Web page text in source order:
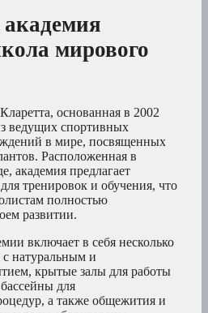
мирового
основанная в 2002
ведущих спортивных
в мире, посвященных
Расположенная в
академия предлагает
тренировок и обучения, что
полностью
развитии.
включает в себя несколько
натуральным и
крытые залы для работы
для
а также общежития и